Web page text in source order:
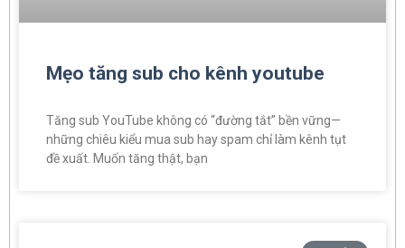
Mẹo tăng sub cho kênh youtube
Tăng sub YouTube không có “đường tắt” bền vững—
những chiêu kiểu mua sub hay spam chỉ làm kênh tụt
đề xuất. Muốn tăng thật, bạn